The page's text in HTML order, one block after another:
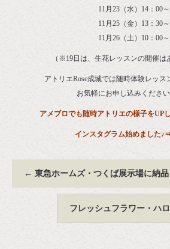
11月23（水）14：00～
11月25（金）13：30～
11月26（土）10：00～
（※19日は、生花レッスンの開催は
アトリエRose成城では随時体験レッス
お気軽にお申し込みください
アメブロでも随時アトリエの様子をUP
インスタグラム始めました
← 東急ホームズ・つくば展示場に納
フレッシュフラワー・ハ